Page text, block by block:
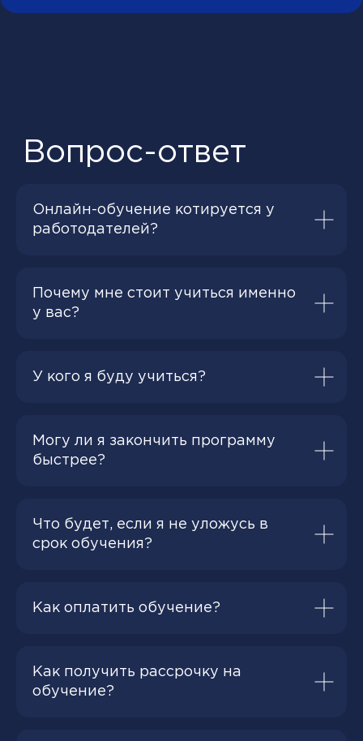
Онлайн-обучение котируется у
работодателей?
Почему мне стоит учиться именно
у вас?
У кого я буду учиться?
Могу ли я закончить программу
быстрее?
Что будет, если я не уложусь в
срок обучения?
Как оплатить обучение?
Как получить рассрочку на
обучение?